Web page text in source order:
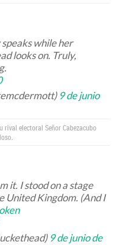
while her
looks on. Truly,
9 de junio
electoral Señor Cabezacubo
it. I stood on a stage
United Kingdom. (And I
9 de junio de